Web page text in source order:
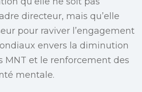
directeur, mais qu’elle
pour raviver l’engagement
envers la diminution
MNT et le renforcement des
mentale.